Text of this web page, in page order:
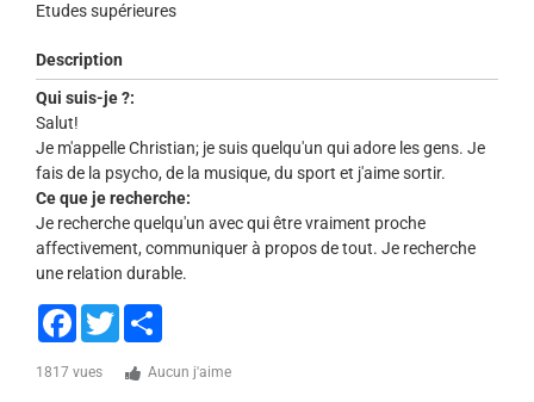
Etudes supérieures
Description
Qui suis-je ?:
Salut!
Je m'appelle Christian; je suis quelqu'un qui adore les gens. Je
fais de la psycho, de la musique, du sport et j'aime sortir.
Ce que je recherche:
Je recherche quelqu'un avec qui être vraiment proche
affectivement, communiquer à propos de tout. Je recherche
une relation durable.
Facebook
Twitter
1817 vues Aucun j'aime